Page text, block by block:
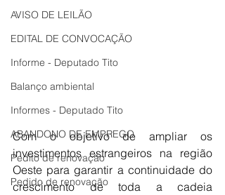
AVISO DE LEILÃO
EDITAL DE CONVOCAÇÃO
Informe - Deputado Tito
Balanço ambiental
Informes - Deputado Tito
ABANDONO DE EMPREGO
Pedito de renovação
Pedido de renovação
Com o objetivo de ampliar os
investimentos estrangeiros na região
Oeste para garantir a continuidade do
crescimento de toda a cadeia